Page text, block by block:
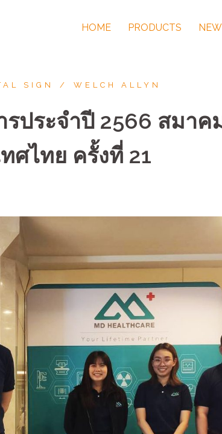
HOME PRODUCTS
SIGN WELCH ALLYN
รประจำปี 2566 สมา
ศไทย ครั้งที่ 21